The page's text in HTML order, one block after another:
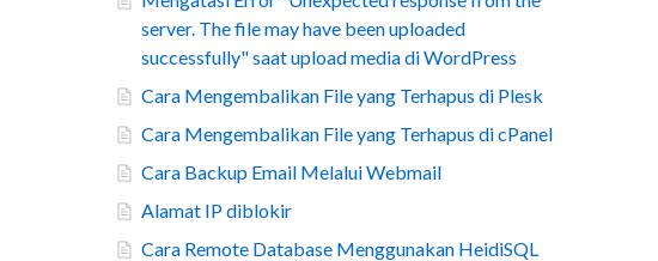
server. The file may have been uploaded
successfully" saat upload media di WordPress
Cara Mengembalikan File yang Terhapus di Plesk
Cara Mengembalikan File yang Terhapus di cPanel
Cara Backup Email Melalui Webmail
Alamat IP diblokir
Cara Remote Database Menggunakan HeidiSQL